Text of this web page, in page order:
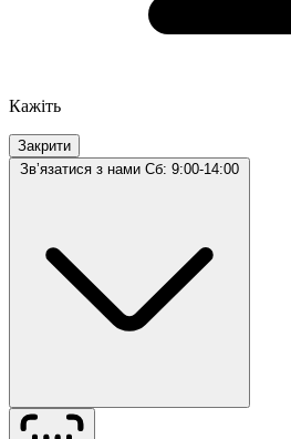
Кажіть
Закрити
Звʼязатися з нами Сб: 9:00-14:00